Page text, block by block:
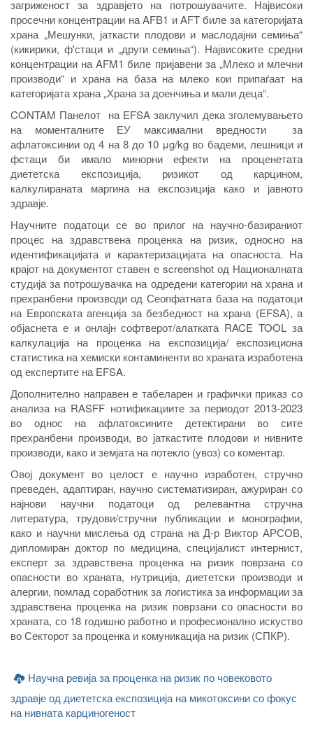
загриженост за здравјето на потрошувачите. Највисоки
просечни концентрации на AFB1 и AFT биле за категоријата
храна „Мешунки, јаткасти плодови и маслодајни семиња“
(кикирики, ф'стаци и „други семиња“). Највисоките средни
концентрации на AFM1 биле пријавени за „Млеко и млечни
производи“ и храна на база на млеко кои припаѓаат на
категоријата храна „Храна за доенчиња и мали деца“.
CONTAM Панелот на EFSA заклучил дека зголемувањето
на моменталните ЕУ максимални вредности за
афлатоксинии од 4 на 8 до 10 μg/kg во бадеми, лешници и
фстаци би имало минорни ефекти на проценетата
диететска експозиција, ризикот од карцином,
калкулираната маргина на експозиција како и јавното
здравје.
Научните податоци се во прилог на научно-базираниот
процес на здравствена проценка на ризик, односно на
идентификацијата и карактеризацијата на опасноста. На
крајот на документот ставен е screenshot од Националната
студија за потрошувачка на одредени категории на храна и
прехранбени производи од Сеопфатната база на податоци
на Европската агенција за безбедност на храна (EFSA), а
објаснета е и онлајн софтверот/алатката RACE TOOL за
калкулација на проценка на експозиција/ експозициона
статистика на хемиски контаминенти во храната изработена
од експертите на EFSA.
Дополнително направен е табеларен и графички приказ со
анализа на RASFF нотификациите за периодот 2013-2023
во однос на афлатоксините детектирани во сите
прехранбени производи, во јаткастите плодови и нивните
производи, како и земјата на потекло (увоз) со коментар.
Овој документ во целост е научно изработен, стручно
преведен, адаптиран, научно систематизиран, ажуриран со
најнови научни податоци од релевантна стручна
литература, трудови/стручни публикации и монографии,
како и научни мислења од страна на Д-р Виктор АРСОВ,
дипломиран доктор по медицина, специјалист интернист,
експерт за здравствена проценка на ризик поврзана со
опасности во храната, нутриција, диететски производи и
алергии, помлад соработник за логистика за информации за
здравствена проценка на ризик поврзани со опасности во
храната, со 18 годишно работно и професионално искуство
во Секторот за проценка и комуникација на ризик (СПКР).
Научна ревија за проценка на ризик по човековото
здравје од диететска експозиција на микотоксини со фокус
на нивната карциногеност